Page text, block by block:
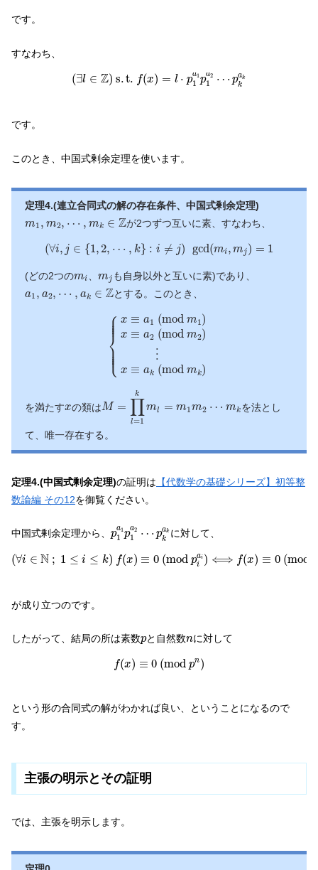
です。
すなわち、
(∃l ∈ Z) s.t. f(x) = l ⋅ pa1
1 pa2
1 ⋯ pak
k
(∃l Z) . (x) = 1a p1 a2 ka
です。
このとき、中国式剰余定理を使います。
定理4.(連立合同式の解の存在条件、中国式剰余定理)
m1 , m2, ⋯ , mk ∈ Z
m m2 mk∈ Z が2つずつ互いに素、すなわち、
(∀i, j ∈ {1,2, ⋯ , k} : i ≠ j) gcd(mi , mj) = 1
,j∈{ ⋯ ,k i≠ ) gcd mi,
(どの2つのmi
mi mj
m j も自身以外と互いに素)であり、
a1 , a2, ⋯ , ak ∈ Z
a a k ∈Z とする。このとき、
⎧
⎪
⎪
⎪
⎪
⎨
⎪
⎪ ⎪ ⎪⎩
x ≡ a1 (mod m1 )
x ≡ a2 (mod m2)
⋮
x ≡ ak (mod mk)
x o m1 ≡
を満たすx
xの類はM =
k
∏
l=1
ml = m1m2 ⋯ mk
=1
を法とし
て、唯一存在する。
定理4.(中国式剰余定理)の証明は 【代数学の基礎シリーズ】初等整
数論編 その12を御覧ください。
中国式剰余定理から、 pa1
1 pa2
1 ⋯ pak
k
p1 1p ⋯ k ak
に対して、
(∀i ∈ N ; 1 ≤ i ≤ k) f(x) ≡ 0 (mod pai
i ) ⟺ f(x) ≡ 0 (mod
(∀ ∈N ; ≤i ≤ ) f( x )≡ od i) ⟺ (mo p1a
が成り立つのです。
したがって、結局の所は素数p
pと自然数n
nに対して
f(x) ≡ 0 (mod pn)
f( ) ( m p n)
という形の合同式の解がわかれば良い、ということになるので
す。
主張の明示とその証明
では、主張を明示します。